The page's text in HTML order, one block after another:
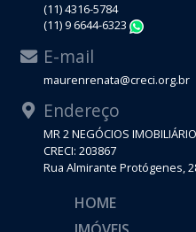
(11) 4316-5784
(11) 9 6644-6323
E-mail
maurenrenata@creci.org.br
Endereço
MR 2 NEGÓCIOS
CRECI: 203867
Rua Almirante Protógenes,
HOME